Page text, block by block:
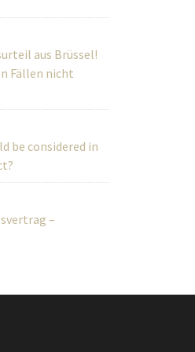
aus Brüssel!
Fällen nicht
be considered in
–